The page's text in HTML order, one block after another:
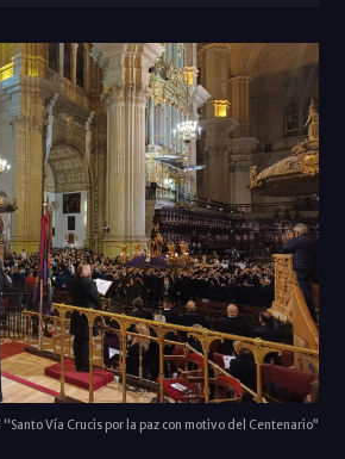
“Santo Vía Crucis por la paz con motivo del Centenario”